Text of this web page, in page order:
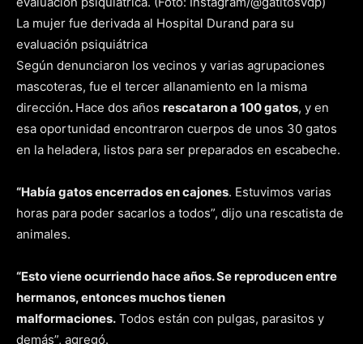
La mujer fue derivada al Hospital Durand para su
evaluación psiquiátrica
Según denunciaron los vecinos y varias agrupaciones
mascoteras, fue el tercer allanamiento en la misma
dirección. Hace dos años rescataron a 100 gatos, y en
esa oportunidad encontraron cuerpos de unos 30 gatos
en la heladera, listos para ser preparados en escabeche.
“Había gatos encerrados en cajones. Estuvimos varias
horas para poder sacarlos a todos”, dijo una rescatista de
animales.
“Esto viene ocurriendo hace años. Se reproducen entre
hermanos, entonces muchos tienen
malformaciones. Todos están con pulgas, parasitos y
demás”, agregó.